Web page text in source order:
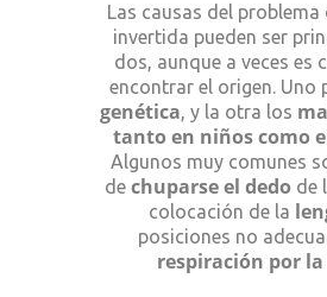
Las causas del
invertida pueden ser
dos, aunque a veces es
encontrar el origen. Uno
genética, y la otra los
tanto en niños como
Algunos muy comunes
de chuparse el dedo de
colocación de la
posiciones no
respiración por la